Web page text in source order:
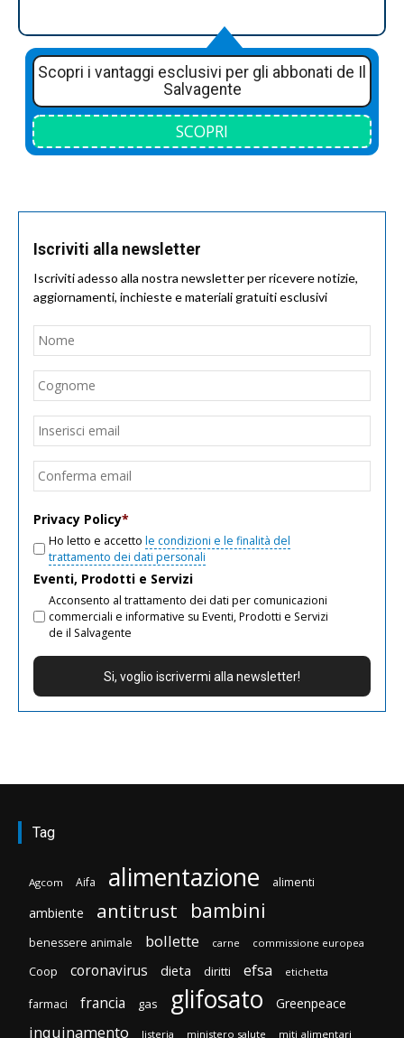
Scopri i vantaggi esclusivi per gli abbonati de Il
Salvagente
SCOPRI
Iscriviti alla newsletter
Iscriviti adesso alla nostra newsletter per ricevere notizie,
aggiornamenti, inchieste e materiali gratuiti esclusivi
Nome
Email
Privacy Policy*
Ho letto e accetto le condizioni e le finalità del
trattamento dei dati personali
Eventi, Prodotti e Servizi
Acconsento al trattamento dei dati per comunicazioni
commerciali e informative su Eventi, Prodotti e Servizi
de il Salvagente
Tag
Agcom Aifa alimentazione alimenti
ambiente antitrust bambini
benessere animale bollette carne commissione europea
Coop coronavirus dieta diritti efsa etichetta
farmaci francia gas glifosato Greenpeace
inquinamento listeria ministero salute miti alimentari